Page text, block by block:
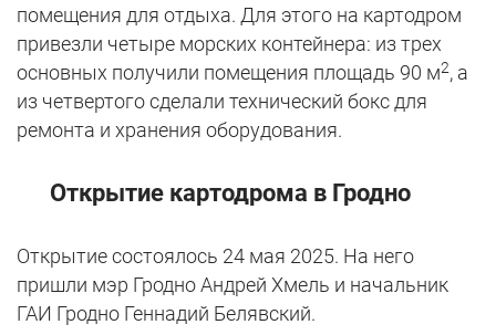
помещения для отдыха. Для этого на картодром
привезли четыре морских контейнера: из трех
основных получили помещения площадь 90 м2, а
из четвертого сделали технический бокс для
ремонта и хранения оборудования.
Открытие картодрома в Гродно
Открытие состоялось 24 мая 2025. На него
пришли мэр Гродно Андрей Хмель и начальник
ГАИ Гродно Геннадий Белявский.